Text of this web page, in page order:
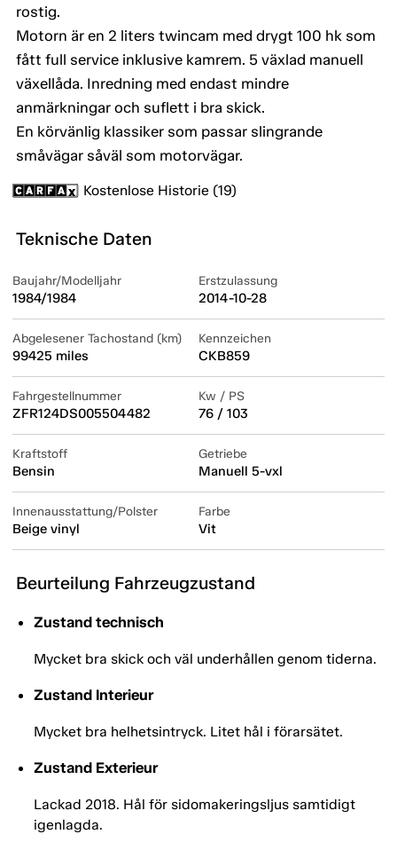
rostig.
Motorn är en 2 liters twincam med drygt 100 hk som
fått full service inklusive kamrem. 5 växlad manuell
växellåda. Inredning med endast mindre
anmärkningar och suflett i bra skick.
En körvänlig klassiker som passar slingrande
småvägar såväl som motorvägar.
Kostenlose Historie (19)
Teknische Daten
Baujahr/Modelljahr
1984/1984
Erstzulassung
2014-10-28
Abgelesener Tachostand (km)
99425 miles
Kennzeichen
CKB859
Fahrgestellnummer
ZFR124DS005504482
Kw / PS
76 / 103
Kraftstoff
Bensin
Getriebe
Manuell 5-vxl
Innenausstattung/Polster
Beige vinyl
Farbe
Vit
Beurteilung Fahrzeugzustand
Zustand technisch
Mycket bra skick och väl underhållen genom tiderna.
Zustand Interieur
Mycket bra helhetsintryck. Litet hål i förarsätet.
Zustand Exterieur
Lackad 2018. Hål för sidomakeringsljus samtidigt
igenlagda.